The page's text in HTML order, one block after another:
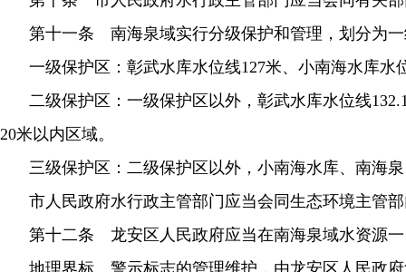
第十一条 南海泉域实行分级保护和管理，划分为
一级保护区：彰武水库水位线127米、小南海水库
二级保护区：一级保护区以外，彰武水库水位线
20米以内区域。
三级保护区：二级保护区以外，小南海水库、南海
市人民政府水行政主管部门应当会同生态环境主管
第十二条 龙安区人民政府应当在南海泉域水资源
地理界标、警示标志的管理维护，由龙安区人民政